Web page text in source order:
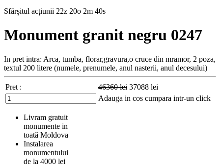
Sfârșitul acțiunii 22z 20o 2m 39s
Monument granit negru 0247
In pret intra: Arca, tumba, florar,gravura,o cruce din mramor, 2 poza,
textul 200 litere (numele, prenumele, anul nasterii, anul decesului)
Pret : 46360lei 37088 lei
Adauga in cos cumpara intr-un click
Livram gratuit
monumente in
toată Moldova
Instalarea
monumentului
de la 4000 lei